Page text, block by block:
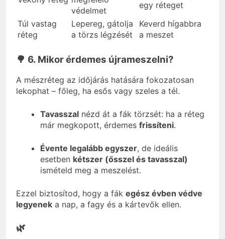
védelmet
egy réteget
Túl vastag
réteg
Lepereg, gátolja
a törzs légzését
Keverd hígabbra
a meszet
🌳 6. Mikor érdemes újrameszelni?
A mészréteg az időjárás hatására fokozatosan
lekophat – főleg, ha esős vagy szeles a tél.
Tavasszal nézd át a fák törzsét: ha a réteg
már megkopott, érdemes frissíteni.
Évente legalább egyszer, de ideális
esetben kétszer (ősszel és tavasszal)
ismételd meg a meszelést.
Ezzel biztosítod, hogy a fák egész évben védve
legyenek a nap, a fagy és a kártevők ellen.
🌿